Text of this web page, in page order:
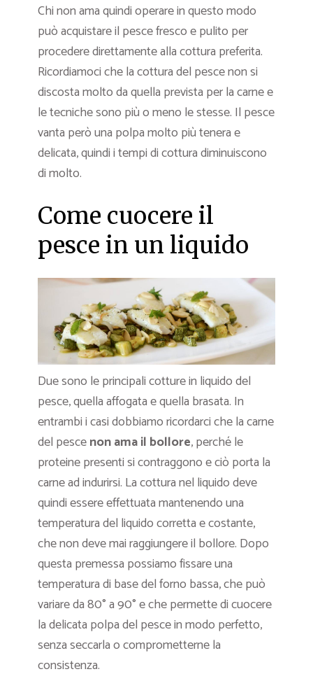
Chi non ama quindi operare in questo modo
può acquistare il pesce fresco e pulito per
procedere direttamente alla cottura preferita.
Ricordiamoci che la cottura del pesce non si
discosta molto da quella prevista per la carne e
le tecniche sono più o meno le stesse. Il pesce
vanta però una polpa molto più tenera e
delicata, quindi i tempi di cottura diminuiscono
di molto.
Come cuocere il
pesce in un liquido
Due sono le principali cotture in liquido del
pesce, quella affogata e quella brasata. In
entrambi i casi dobbiamo ricordarci che la carne
del pescenon ama il bollore, perché le
proteine presenti si contraggono e ciò porta la
carne ad indurirsi. La cottura nel liquido deve
quindi essere effettuata mantenendo una
temperatura del liquido corretta e costante,
che non deve mai raggiungere il bollore. Dopo
questa premessa possiamo fissare una
temperatura di base del forno bassa, che può
variare da 80° a 90° e che permette di cuocere
la delicata polpa del pesce in modo perfetto,
senza seccarla o comprometterne la
consistenza.